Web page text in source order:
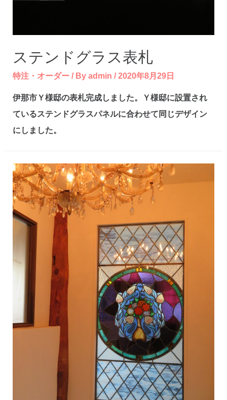
ステンドグラス表札
特注・オーダー/ By admin /2020年8月29日
伊那市Ｙ様邸の表札完成しました。Ｙ様邸に設置され
ているステンドグラスパネルに合わせて同じデザイン
にしました。